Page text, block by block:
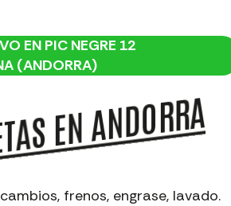
EN PIC NEGRE 12
(ANDORRA)
EN ANDORRA
frenos, engrase, lavado.